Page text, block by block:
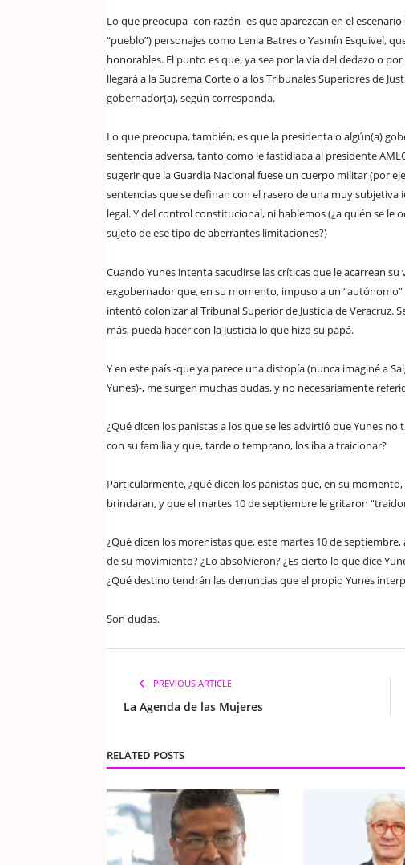
Lo que preocupa -con razón- es que aparezcan en el
“pueblo”) personajes como Lenia Batres o Yasmín Esquivel,
honorables. El punto es que, ya sea por la vía del dedazo o
llegará a la Suprema Corte o a los Tribunales Superiores de
gobernador(a), según corresponda.
Lo que preocupa, también, es que la presidenta o algún(a)
sentencia adversa, tanto como le fastidiaba al presidente
sugerir que la Guardia Nacional fuese un cuerpo militar (por
sentencias que se definan con el rasero de una muy subjetiva
legal. Y del control constitucional, ni hablemos (¿a quién se
sujeto de ese tipo de aberrantes limitaciones?)
Cuando Yunes intenta sacudirse las críticas que le acarrean
exgobernador que, en su momento, impuso a un
intentó colonizar al Tribunal Superior de Justicia de Veracruz.
más, pueda hacer con la Justicia lo que hizo su papá.
Y en este país -que ya parece una distopía (nunca imaginé a
Yunes)-, me surgen muchas dudas, y no necesariamente
¿Qué dicen los panistas a los que se les advirtió que Yunes
con su familia y que, tarde o temprano, los iba a traicionar?
Particularmente, ¿qué dicen los panistas que, en su
brindaran, y que el martes 10 de septiembre le gritaron
¿Qué dicen los morenistas que, este martes 10 de
de su movimiento? ¿Lo absolvieron? ¿Es cierto lo que dice
¿Qué destino tendrán las denuncias que el propio Yunes
Son dudas.
PREVIOUS ARTICLE
La Agenda de las Mujeres
RELATED POSTS